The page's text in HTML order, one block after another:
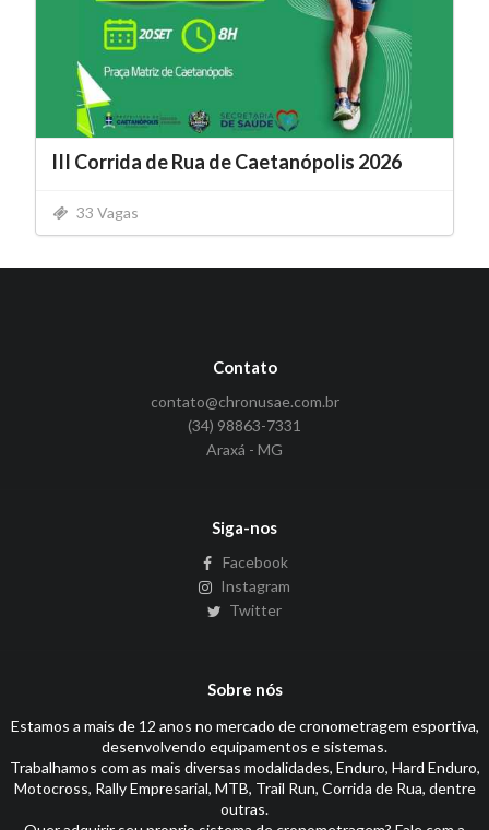
III Corrida de Rua de Caetanópolis 2026
33 Vagas
Contato
contato@chronusae.com.br
(34) 98863-7331
Araxá - MG
Siga-nos
Facebook
Instagram
Twitter
Sobre nós
Estamos a mais de 12 anos no mercado de cronometragem esportiva,
desenvolvendo equipamentos e sistemas.
Trabalhamos com as mais diversas modalidades, Enduro, Hard Enduro,
Motocross, Rally Empresarial, MTB, Trail Run, Corrida de Rua, dentre
outras.